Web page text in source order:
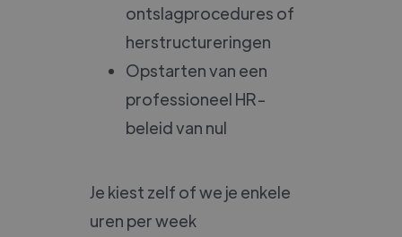
ontslagprocedures of
herstructureringen
Opstarten van een
professioneel HR-
beleid van nul
Je kiest zelf of we je enkele
uren per week